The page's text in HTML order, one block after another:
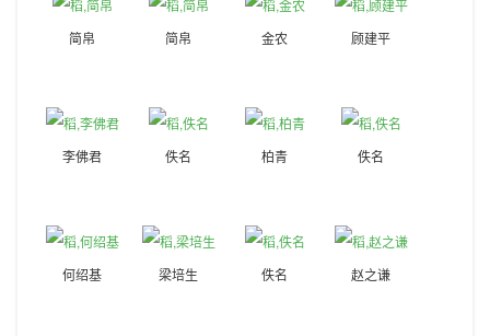
简帛 简帛 金农 顾建平
李佛君 佚名 柏青 佚名
何绍基 梁培生 佚名 赵之谦